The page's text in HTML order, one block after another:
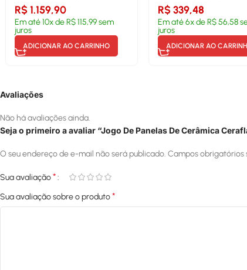
R$1.159,90
Em até10x deR$115,99sem
juros
ADICIONAR AO CARRINHO
R$339,48
Em até6x deR$56,58
juros
ADICIONAR AO
Avaliações
Não há avaliações ainda.
Seja o primeiro a avaliar “Jogo De Panelas De Cerâmica
O seu endereço de e-mail não será publicado. Campos obrigatórios
Sua avaliação*
Sua avaliação sobre o produto*